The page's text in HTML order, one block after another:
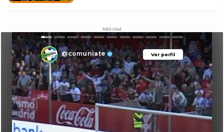
Publicidad
Ver perfil
@comuniate Ver perfil